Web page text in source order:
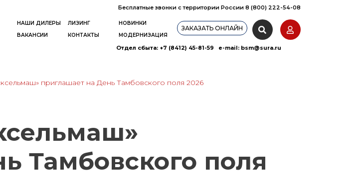
Бесплатные звонки с территории России 8 (800) 222-54-08
НАШИ ДИЛЕРЫ ЛИЗИНГ
НОВИНКИ
ВАКАНСИИ КОНТАКТЫ МОДЕРНИЗАЦИЯ
ЗАКАЗАТЬ ОНЛАЙН
Отдел сбыта: +7 (8412) 45-81-59 e-mail: bsm@sura.ru
приглашает на День Тамбовского поля 2026
Тамбовского поля